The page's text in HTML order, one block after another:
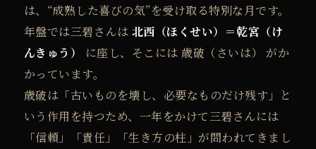
は、“成熟した喜びの気”を受け取る特別な月です。
年盤では三碧さんは 北西（ほくせい）＝乾宮（け
んきゅう）
に座し、そこには 歳破（さいは） がか
かっています。
歳破は「古いものを壊し、必要なものだけ残す」と
いう作用を持つため、一年をかけて三碧さんには
「信頼」「責任」「生き方の柱」が問われてきまし